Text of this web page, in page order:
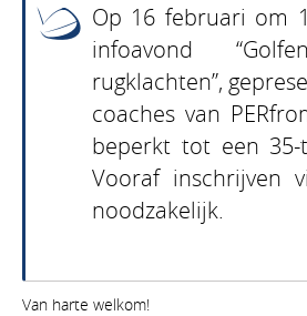
Op 16 februari om
infoavond
rugklachten”,
coaches van
beperkt tot een 35-
Vooraf inschrijven
noodzakelijk.
Van harte welkom!